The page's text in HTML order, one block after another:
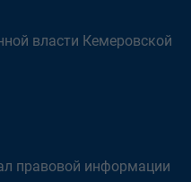
власти Кемеровской
правовой информации